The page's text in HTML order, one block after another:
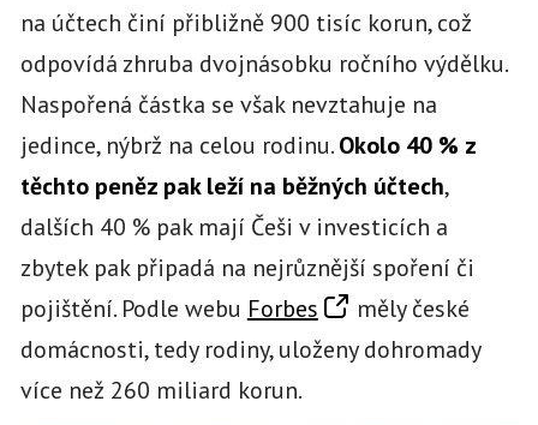
na účtech činí přibližně 900 tisíc korun, což
odpovídá zhruba dvojnásobku ročního výdělku.
Naspořená částka se však nevztahuje na
jedince, nýbrž na celou rodinu.Okolo 40 % z
těchto peněz pak leží na běžných účtech,
dalších 40 % pak mají Češi v investicích a
zbytek pak připadá na nejrůznější spoření či
pojištění. Podle webu Forbes
měly české
domácnosti, tedy rodiny, uloženy dohromady
více než 260 miliard korun.